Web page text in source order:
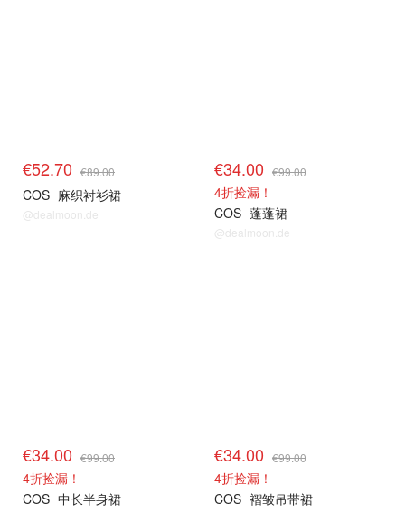
€52.70 €89.00
COS 麻织衬衫裙
@dealmoon.de
€34.00 €99.00
4折捡漏！
COS 蓬蓬裙
@dealmoon.de
€34.00 €99.00
4折捡漏！
COS 中长半身裙
€34.00 €99.00
4折捡漏！
COS 褶皱吊带裙